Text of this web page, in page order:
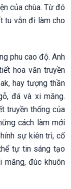
của chùa. Từ đó
tu vẫn đi làm cho
phu cao độ. Anh
hoa văn truyền
hay tượng thần
đá và xi măng.
truyền thống của
cách làm mới
sự kiên trì, cố
tự tin sáng tạo
măng, đúc khuôn